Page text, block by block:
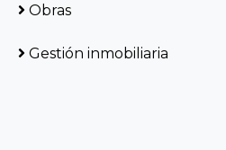
Obras
Gestión inmobiliaria